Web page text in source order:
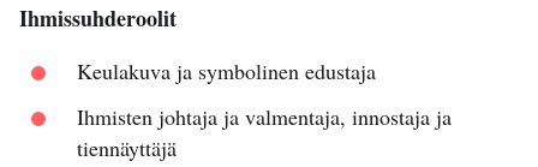
Ihmissuhderoolit
Keulakuva ja symbolinen edustaja
Ihmisten johtaja ja valmentaja, innostaja ja
tiennäyttäjä